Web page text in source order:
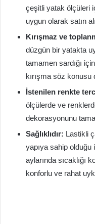
çeşitli yatak ölçüleri
uygun olarak satın
Kırışmaz ve
düzgün bir yatakta
tamamen sardığı
kırışma söz konusu
İstenilen renkte
ölçülerde ve
dekorasyonunu
Sağlıklıdır: Lastikli
yapıya sahip olduğu
aylarında sıcaklığı
konforlu ve rahat